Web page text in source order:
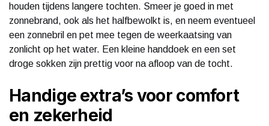
houden tijdens langere tochten. Smeer je goed in met
zonnebrand, ook als het halfbewolkt is, en neem eventueel
een zonnebril en pet mee tegen de weerkaatsing van
zonlicht op het water. Een kleine handdoek en een set
droge sokken zijn prettig voor na afloop van de tocht.
Handige extra’s voor comfort
en zekerheid